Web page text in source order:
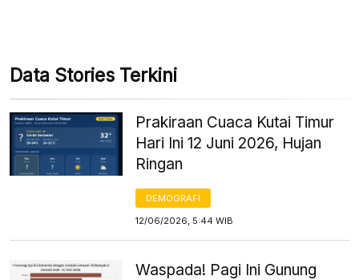
Data Stories Terkini
Prakiraan Cuaca Kutai Timur
Hari Ini 12 Juni 2026, Hujan
Ringan
DEMOGRAFI
12/06/2026, 5:44 WIB
Waspada! Pagi Ini Gunung